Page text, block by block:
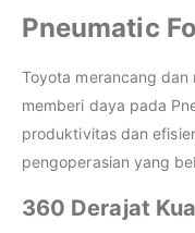
Pneumatic
Toyota merancang dan
memberi daya pada
produktivitas dan
pengoperasian yang
360 Derajat